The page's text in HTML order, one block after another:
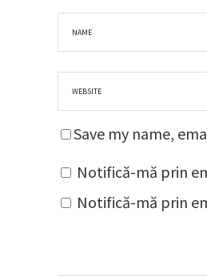
Save my name,
Notifică-mă prin
Notifică-mă prin